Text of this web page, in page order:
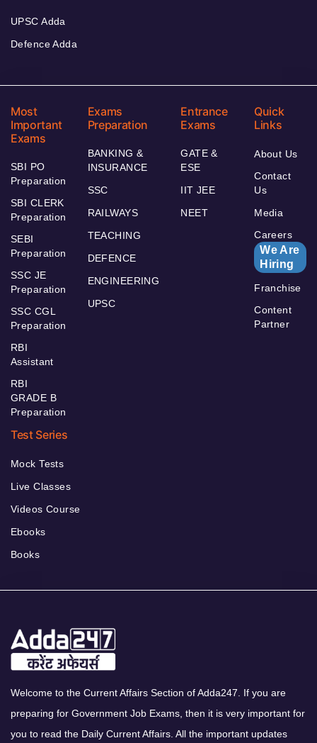
UPSC Adda
Defence Adda
Most
Important
Exams
SBI PO
Preparation
SBI CLERK
Preparation
SEBI
Preparation
SSC JE
Preparation
SSC CGL
Preparation
RBI
Assistant
RBI
GRADE B
Preparation
Exams
Preparation
BANKING &
INSURANCE
SSC
RAILWAYS
TEACHING
DEFENCE
ENGINEERING
UPSC
Entrance
Exams
GATE &
ESE
IIT JEE
NEET
Quick
Links
About Us
Contact
Us
Media
Careers
We Are
Hiring
Franchise
Content
Partner
Test Series
Mock Tests
Live Classes
Videos Course
Ebooks
Books
Welcome to the Current Affairs Section of Adda247. If you are
preparing for Government Job Exams, then it is very important for
you to read the Daily Current Affairs. All the important updates